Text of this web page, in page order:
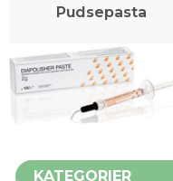
Pudsepasta
KATEGORIER